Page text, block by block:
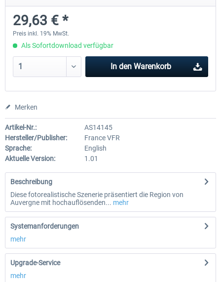
11,90 € *
29,63 € *
Preis inkl. 19% MwSt.
Als Sofortdownload verfügbar
In den Warenkorb
Merken
Artikel-Nr.:
AS14145
Hersteller/Publisher:
France VFR
Sprache:
English
Aktuelle Version:
1.01
Beschreibung
Diese fotorealistische Szenerie präsentiert die Region von
Auvergne mit hochauflösenden... mehr
Systemanforderungen
mehr
Upgrade-Service
mehr